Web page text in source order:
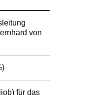
von
für das